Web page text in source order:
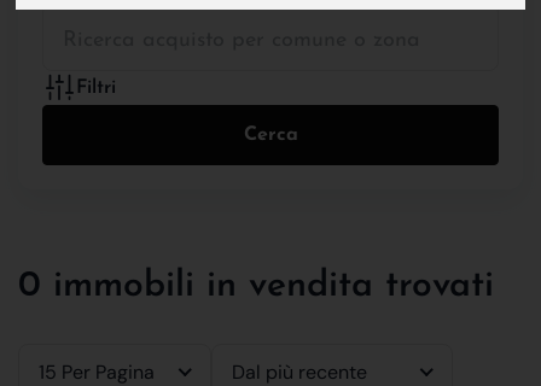
Filtri
Cerca
0 immobili in vendita trovati
15 Per Pagina Dal più recente